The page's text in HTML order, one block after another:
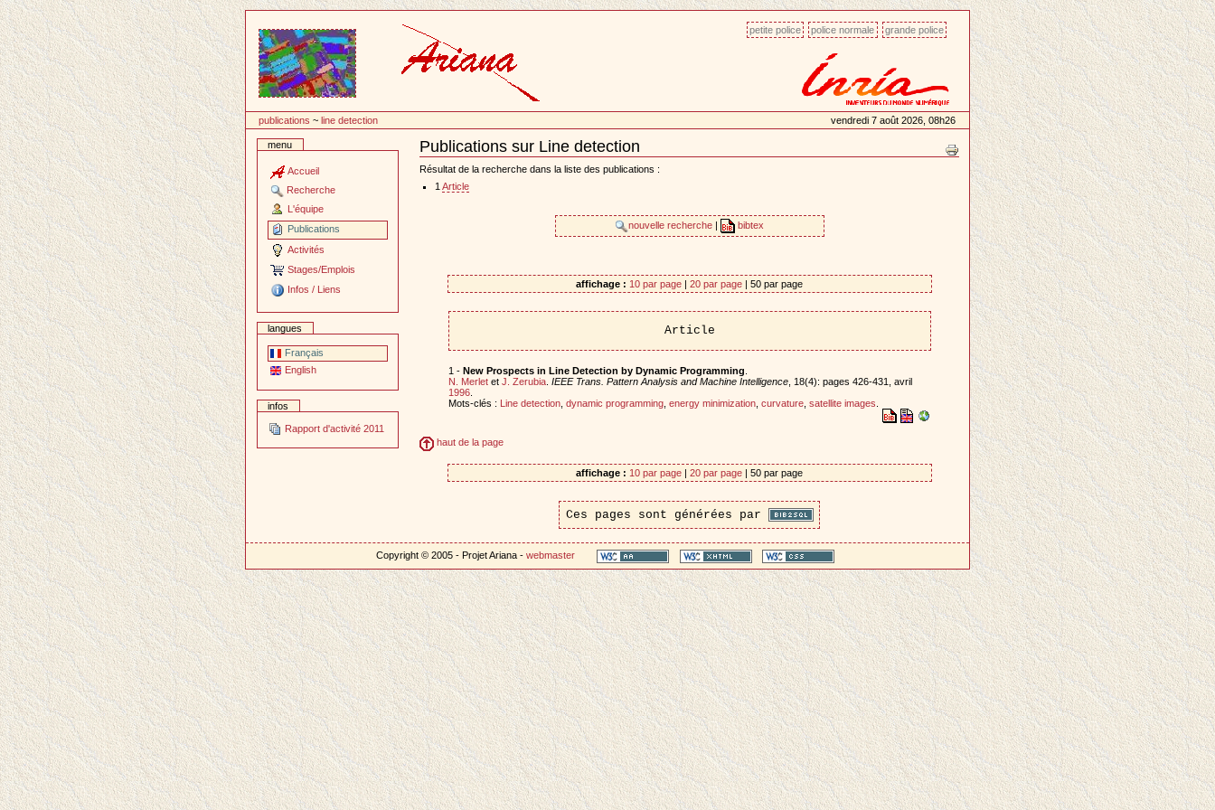
contenu
petite police police normale grande police
publications ~line detection vendredi 7 août 2026, 08h26
menu
Accueil
Recherche
L'équipe
Publications
Activités
Stages/Emplois
Infos / Liens
langues
Français
English
infos
Rapport d'activité 2011
Publications sur Line detection
Document
Actions
Résultat de la recherche dans la liste des publications :
1 Article
nouvelle recherche bibtex
affichage : 10 par page | 20 par page | 50 par page
Article
1 - New Prospects in Line Detection by Dynamic Programming
N. Merletet J. Zerubia. IEEE Trans. Pattern Analysis and Machine Intelligence, 18(4): pages 426-431, avril
1996.
Mots-clés : Line detection, dynamic programming, energy minimization, curvature, satellite images
haut de la page
affichage : 10 par page | 20 par page | 50 par page
Ces pages sont générées par
Copyright © 2005 - Projet Ariana -webmaster